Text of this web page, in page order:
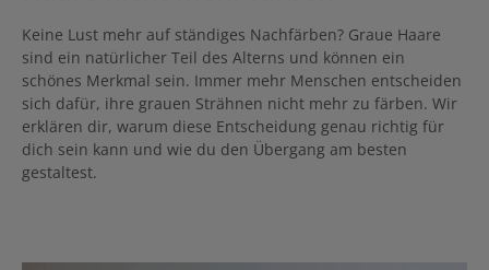
Keine Lust mehr auf ständiges Nachfärben? Graue Haare
sind ein natürlicher Teil des Alterns und können ein
schönes Merkmal sein. Immer mehr Menschen entscheiden
sich dafür, ihre grauen Strähnen nicht mehr zu färben. Wir
erklären dir, warum diese Entscheidung genau richtig für
dich sein kann und wie du den Übergang am besten
gestaltest.